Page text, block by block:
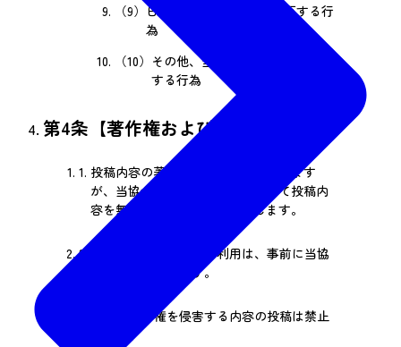
（9）日本国の法令、条例に違反する行
為
（10） その他、当協会が不適切と判断
する行為
第4条【著作権および知的財産権】
1. 投稿内容の著作権は投稿者に帰属します
が、当協会は非独占的な権利として投稿内
容を無償で使用できるものとします。
2.
法人または団体による利用は、事前に当協
会の承認が必要です。
他者の著作権を侵害する内容の投稿は禁止
します。